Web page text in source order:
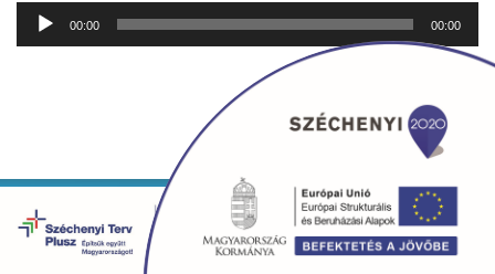
Audió
lejátszó
00:00 00:00
Copyright © 2026 uszod.hu Minden jog fenntartva. •
Készítette:fridrik.me